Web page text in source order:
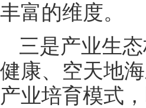
丰富的维度。
三是产业生
健康、空天地
产业培育模式